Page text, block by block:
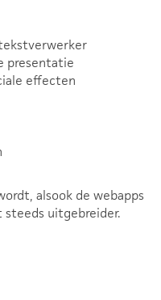
presentatie
effecten
alsook de webapps
uitgebreider.